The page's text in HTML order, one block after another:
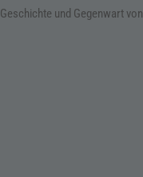
und Gegenwart von